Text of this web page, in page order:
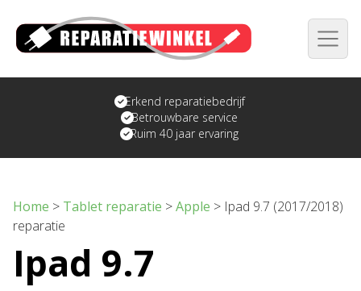
Erkend reparatiebedrijf
Betrouwbare service
Ruim 40 jaar ervaring
Home > Tablet reparatie >Apple > Ipad 9.7 (2017/2018)
reparatie
Ipad 9.7